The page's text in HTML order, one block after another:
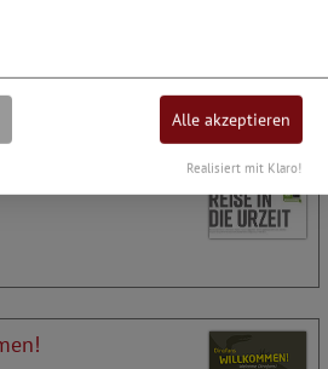
Eintrittspreisen, Aktionen
Altmühltal
Alle akzeptieren
Realisiert mit Klaro!